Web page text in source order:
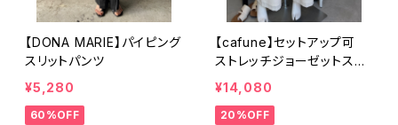
【DONA MARIE】パイピング
スリットパンツ
¥5,280
60%OFF
【cafune】セットアップ可
ストレッチジョーゼットスト
レートパンツ
¥14,080
20%OFF